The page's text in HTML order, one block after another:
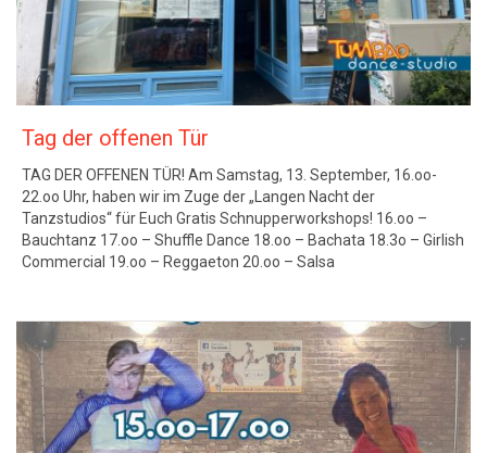
Tag der offenen Tür
TAG DER OFFENEN TÜR! Am Samstag, 13. September, 16.oo-
22.oo Uhr, haben wir im Zuge der „Langen Nacht der
Tanzstudios“ für Euch Gratis Schnupperworkshops! 16.oo –
Bauchtanz 17.oo – Shuffle Dance 18.oo – Bachata 18.3o – Girlish
Commercial 19.oo – Reggaeton 20.oo – Salsa